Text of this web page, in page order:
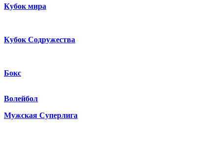
Кубок мира
Кубок Содружества
Бокс
Волейбол
Мужская Суперлига